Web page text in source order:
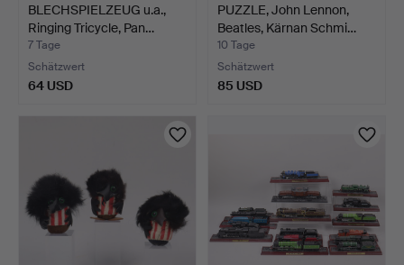
BLECHSPIELZEUG u.a.,
Ringing Tricycle, Pan…
7 Tage
Schätzwert
64 USD
PUZZLE, John Lennon,
Beatles, Kärnan Schmi…
10 Tage
Schätzwert
85 USD